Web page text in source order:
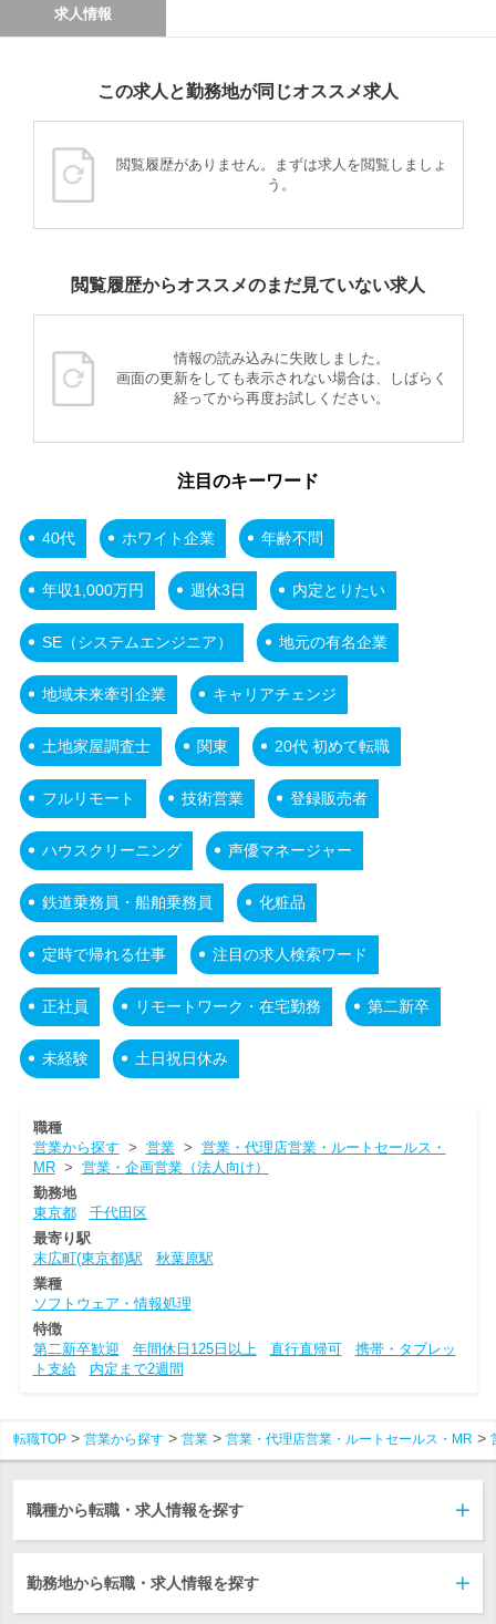
求人情報
この求人と勤務地が同じオススメ求人
閲覧履歴がありません。まずは求人を閲覧しましょ
う。
閲覧履歴からオススメのまだ見ていない求人
情報の読み込みに失敗しました。
画面の更新をしても表示されない場合は、しばらく
経ってから再度お試しください。
注目のキーワード
40代 ホワイト企業 年齢不問
年収1,000万円 週休3日 内定とりたい
SE（システムエンジニア） 地元の有名企業
地域未来牽引企業 キャリアチェンジ
土地家屋調査士 関東 20代 初めて転職
フルリモート 技術営業 登録販売者
ハウスクリーニング 声優マネージャー
鉄道乗務員・船舶乗務員 化粧品
定時で帰れる仕事 注目の求人検索ワード
正社員 リモートワーク・在宅勤務 第二新卒
未経験 土日祝日休み
職種
営業から探す > 営業> 営業・代理店営業・ルートセールス・
MR> 営業・企画営業（法人向け）
勤務地
東京都
千代田区
最寄り駅
末広町(東京都)駅
秋葉原駅
業種
ソフトウェア・情報処理
特徴
第二新卒歓迎
年間休日125日以上 直行直帰可
携帯・タブレッ
ト支給
内定まで2週間
転職TOP 営業から探す 営業 営業・代理店営業・ルートセールス・MR
職種から転職・求人情報を探す
勤務地から転職・求人情報を探す